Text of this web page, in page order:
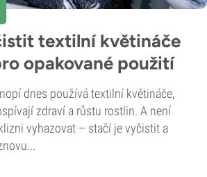
textilní květináče
opakované použití
dnes používá textilní květináče,
zdraví a růstu rostlin. A není
vyhazovat – stačí je vyčistit a